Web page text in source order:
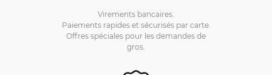
Virements bancaires.
Paiements rapides et sécurisés par carte.
Offres spéciales pour les demandes de
gros.